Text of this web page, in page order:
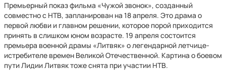
Премьерный показ фильма «Чужой звонок», созданный
совместно с НТВ, запланирован на 18 апреля. Это драма о
первой любви и главном решении, которое порой приходится
принять в слишком юном возрасте. 19 апреля состоится
премьера военной драмы «Литвяк» о легендарной летчице-
истребителе времен Великой Отечественной. Картина о боевом
пути Лидии Литвяк тоже снята при участии НТВ.